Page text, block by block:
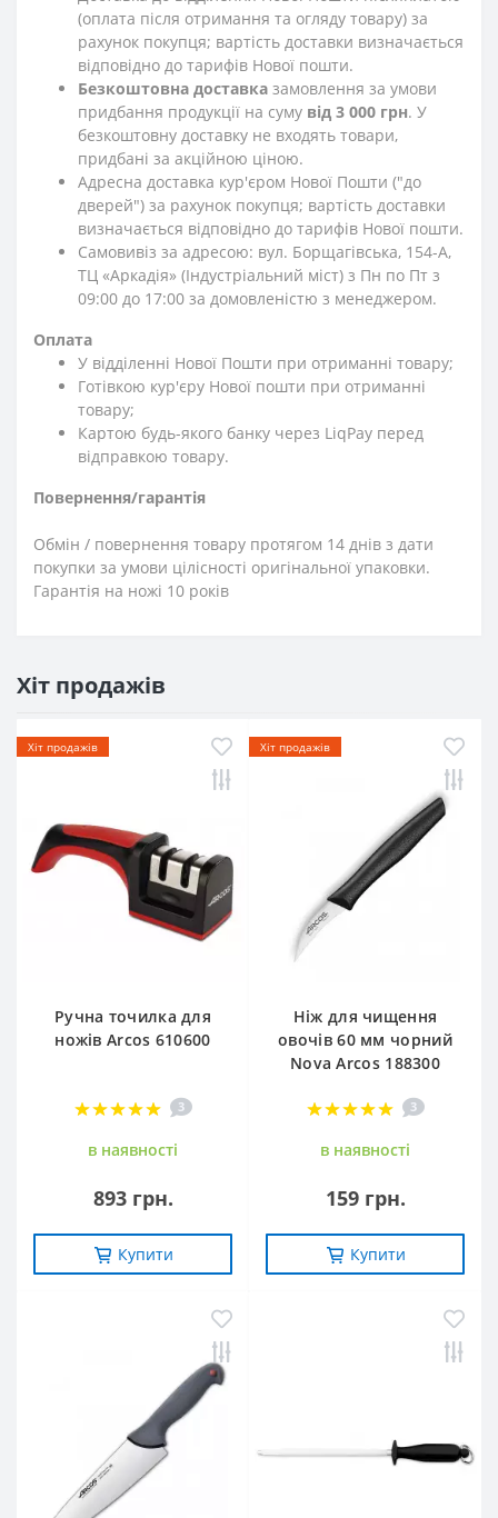
(оплата після отримання та огляду товару) за
рахунок покупця; вартість доставки визначається
відповідно до тарифів Нової пошти.
Безкоштовна доставка замовлення за умови
придбання продукції на суму від 3 000 грн. У
безкоштовну доставку не входять товари,
придбані за акційною ціною.
Адресна доставка кур'єром Нової Пошти ("до
дверей") за рахунок покупця; вартість доставки
визначається відповідно до тарифів Нової пошти.
Самовивіз за адресою: вул. Борщагівська, 154-А,
ТЦ «Аркадія» (Індустріальний міст) з Пн по Пт з
09:00 до 17:00 за домовленістю з менеджером.
Оплата
У відділенні Нової Пошти при отриманні товару;
Готівкою кур'єру Нової пошти при отриманні
товару;
Картою будь-якого банку через LiqPay перед
відправкою товару.
Повернення/гарантія
Обмін / повернення товару протягом 14 днів з дати
покупки за умови цілісності оригінальної упаковки.
Гарантія на ножі 10 років
Хіт продажів
Хіт продажів
Ручна точилка для
ножів Arcos 610600
3
в наявностi
893 грн.
Купити
Хіт продажів
Ніж для чищення
овочів 60 мм чорний
Nova Arcos 188300
3
в наявностi
159 грн.
Купити